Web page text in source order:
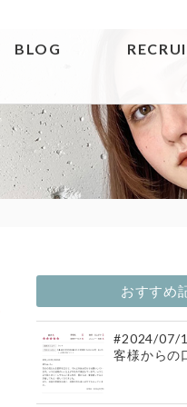
BLOG
おすすめ
#2024/07/
客様からの